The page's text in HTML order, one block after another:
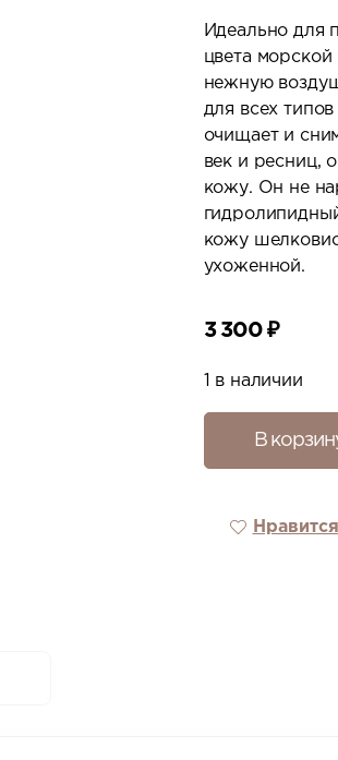
Идеально для
цвета
нежную
для всех
очищает и
век и ресниц,
кожу. Он не
кожу
ухоженной.
3 300₽
1 в наличии
В
Нравится